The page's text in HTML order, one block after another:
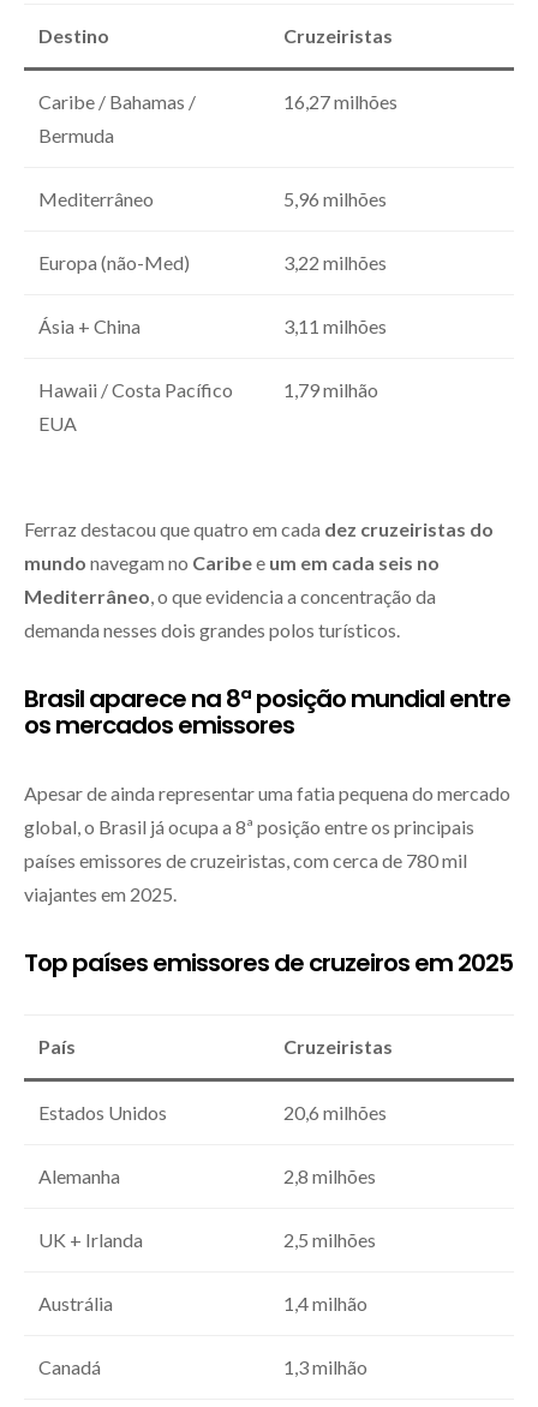
Destino Cruzeiristas
Caribe / Bahamas /
Bermuda
16,27 milhões
Mediterrâneo 5,96 milhões
Europa (não-Med) 3,22 milhões
Ásia + China 3,11 milhões
Hawaii / Costa Pacífico
EUA
1,79 milhão
Ferraz destacou que quatro em cada dez cruzeiristas do
mundo navegam no Caribee um em cada seis no
Mediterrâneo , o que evidencia a concentração da
demanda nesses dois grandes polos turísticos.
Brasil aparece na 8ª posição mundial entre
os mercados emissores
Apesar de ainda representar uma fatia pequena do mercado
global, o Brasil já ocupa a 8ª posição entre os principais
países emissores de cruzeiristas, com cerca de 780 mil
viajantes em 2025.
Top países emissores de cruzeiros em 2025
País Cruzeiristas
Estados Unidos 20,6 milhões
Alemanha 2,8 milhões
UK + Irlanda 2,5 milhões
Austrália 1,4 milhão
Canadá 1,3 milhão